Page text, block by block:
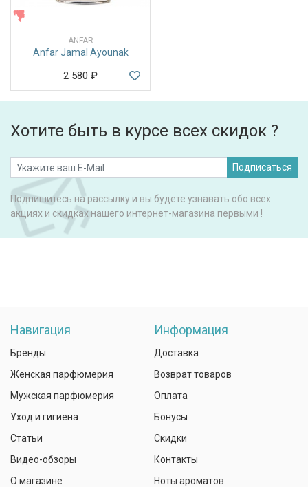
ANFAR
Anfar Jamal Ayounak
2 580 ₽
Хотите быть в курсе всех скидок ?
Подписаться
Подпишитесь на рассылку и вы будете узнавать обо всех
акциях и скидках нашего интернет-магазина первыми !
Навигация
Бренды
Женская парфюмерия
Мужская парфюмерия
Уход и гигиена
Статьи
Видео-обзоры
О магазине
Информация
Доставка
Возврат товаров
Оплата
Бонусы
Скидки
Контакты
Ноты ароматов